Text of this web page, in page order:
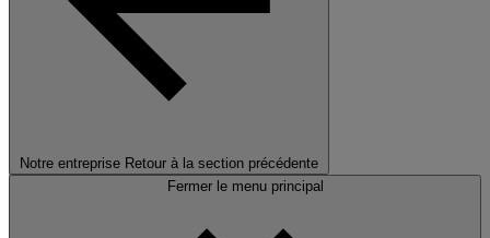
Notre entreprise Retour à la section précédente
Fermer le menu principal